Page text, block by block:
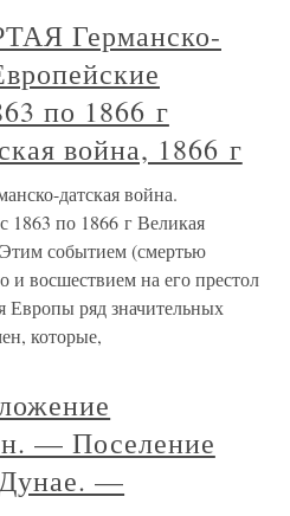
Германско-
по 1866 г
война, 1866 г
датская война.
1863 по 1866 г Великая
событием (смертью
и восшествием на его престол
Европы ряд значительных
которые,
— Поселение
Дунае. —